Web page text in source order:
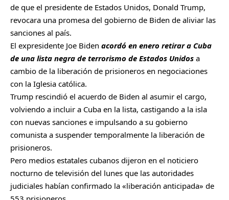
de que el presidente de Estados Unidos, Donald Trump,
revocara una promesa del gobierno de Biden de aliviar las
sanciones al país.
El expresidente Joe Biden acordó en enero retirar a Cuba
de una lista negra de terrorismo de Estados Unidos a
cambio de la liberación de prisioneros en negociaciones
con la Iglesia católica.
Trump rescindió el acuerdo de Biden al asumir el cargo,
volviendo a incluir a Cuba en la lista, castigando a la isla
con nuevas sanciones e impulsando a su gobierno
comunista a suspender temporalmente la liberación de
prisioneros.
Pero medios estatales cubanos dijeron en el noticiero
nocturno de televisión del lunes que las autoridades
judiciales habían confirmado la «liberación anticipada» de